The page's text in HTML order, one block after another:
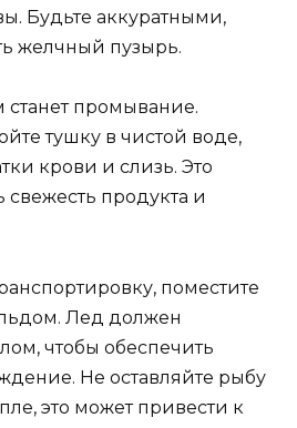
Будьте аккуратными,
желчный пузырь.
промывание.
тушку в чистой воде,
крови и слизь. Это
свежесть продукта и
поместите
Лед должен
чтобы обеспечить
Не оставляйте рыбу
это может привести к